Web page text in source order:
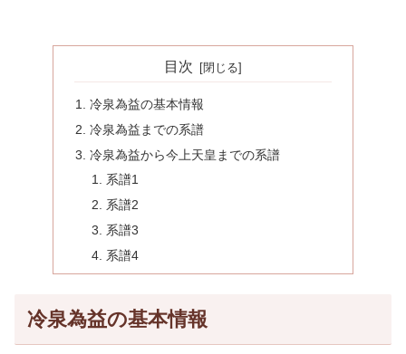
目次
冷泉為益の基本情報
冷泉為益までの系譜
冷泉為益から今上天皇までの系譜
系譜1
系譜2
系譜3
系譜4
冷泉為益の基本情報